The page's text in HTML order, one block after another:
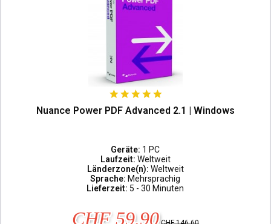
Nuance Power PDF Advanced 2.1 | Windows
Geräte: 1 PC
Laufzeit: Weltweit
Länderzone(n): Weltweit
Sprache: Mehrsprachig
Lieferzeit: 5 - 30 Minuten
CHF 59.90